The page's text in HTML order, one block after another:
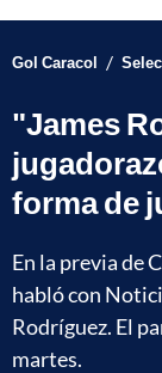
Gol Caracol /
"James
forma de
En la previa de
habló con
Rodríguez. El
martes.